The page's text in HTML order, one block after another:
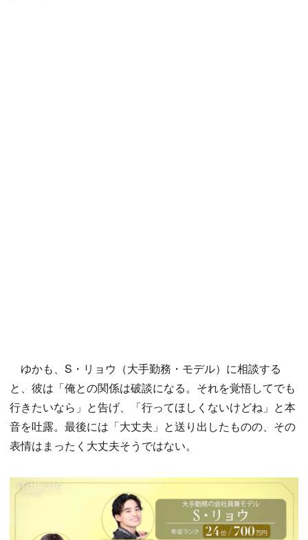
ゆかも、S・リョウ（大手勤務・モデル）に相談する
と、彼は「俺との関係は破談になる。それを覚悟してでも
行きたいなら」と告げ、「行ってほしくないけどね」と本
音を吐露。最後には「大丈夫」と送り出したものの、その
表情はまったく大丈夫そうではない。